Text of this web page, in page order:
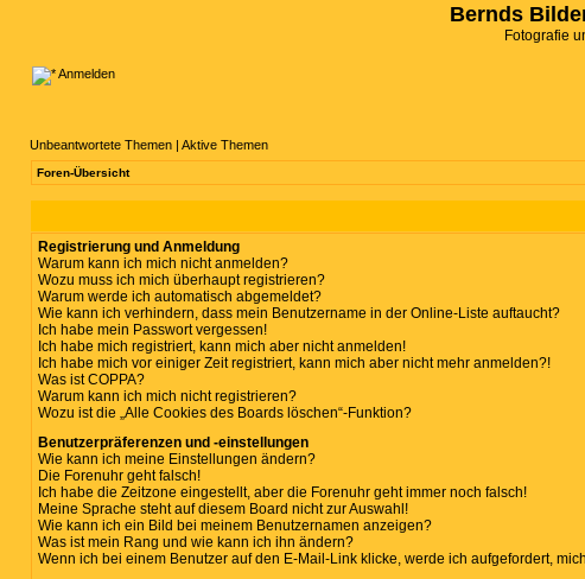
Bernds
Fotografie
Anmelden
Unbeantwortete Themen | Aktive Themen
Foren-Übersicht
Registrierung und Anmeldung
Warum kann ich mich nicht anmelden?
Wozu muss ich mich überhaupt registrieren?
Warum werde ich automatisch abgemeldet?
Wie kann ich verhindern, dass mein Benutzername in der Online-Liste auftaucht?
Ich habe mein Passwort vergessen!
Ich habe mich registriert, kann mich aber nicht anmelden!
Ich habe mich vor einiger Zeit registriert, kann mich aber nicht mehr anmelden?!
Was ist COPPA?
Warum kann ich mich nicht registrieren?
Wozu ist die „Alle Cookies des Boards löschen“-Funktion?
Benutzerpräferenzen und -einstellungen
Wie kann ich meine Einstellungen ändern?
Die Forenuhr geht falsch!
Ich habe die Zeitzone eingestellt, aber die Forenuhr geht immer noch falsch!
Meine Sprache steht auf diesem Board nicht zur Auswahl!
Wie kann ich ein Bild bei meinem Benutzernamen anzeigen?
Was ist mein Rang und wie kann ich ihn ändern?
Wenn ich bei einem Benutzer auf den E-Mail-Link klicke, werde ich aufgefordert,